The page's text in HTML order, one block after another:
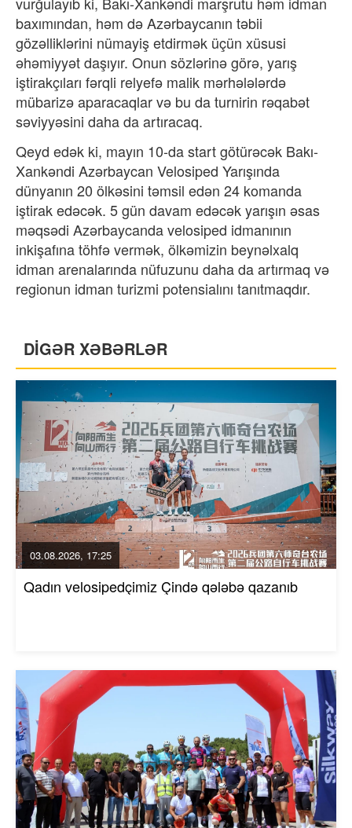
baxımından, həm də Azərbaycanın təbii
gözəlliklərini nümayiş etdirmək üçün xüsusi
əhəmiyyət daşıyır. Onun sözlərinə görə, yarış
iştirakçıları fərqli relyefə malik mərhələlərdə
mübarizə aparacaqlar və bu da turnirin rəqabət
səviyyəsini daha da artıracaq.
Qeyd edək ki, mayın 10-da start götürəcək Bakı-
Xankəndi Azərbaycan Velosiped Yarışında
dünyanın 20 ölkəsini təmsil edən 24 komanda
iştirak edəcək. 5 gün davam edəcək yarışın əsas
məqsədi Azərbaycanda velosiped idmanının
inkişafına töhfə vermək, ölkəmizin beynəlxalq
idman arenalarında nüfuzunu daha da artırmaq və
regionun idman turizmi potensialını tanıtmaqdır.
DİGƏR XƏBƏRLƏR
03.08.2026, 17:25
Qadın velosipedçimiz Çində qələbə qazanıb